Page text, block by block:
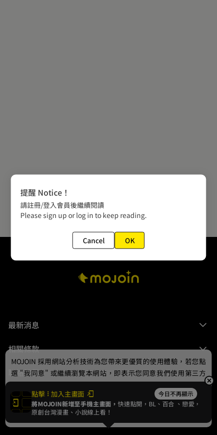
最新消息
相關條款
聯絡我們
© 2024 gamania Digital Entertainment Co., Ltd.
點擊 加入主畫面 今日不再顯示
將MOJOIN新增至手機主畫面，快速點開，BL、 百合 、戀愛，
原創台灣漫畫、小說線上看！
MOJOIN 採用網站分析技術為您帶來更優質的使用體驗，若您點
選 "我同意" 或繼續瀏覽本網站，即表示您同意我們使用第三方
Cookie，欲瞭解更多資訊請見隱私權政策。
我同意
提醒 Notice！
請註冊/登入會員後繼續閱讀
Please sign up or log in to keep reading.
Cancel OK